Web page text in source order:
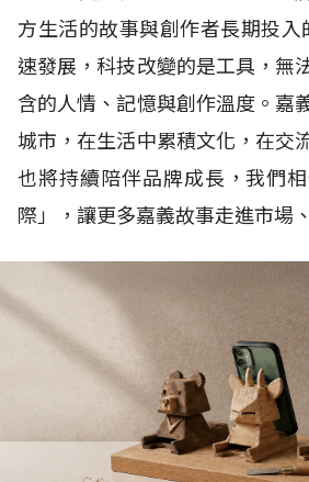
方生活的故事與創作者長期投入
速發展，科技改變的是工具，無
含的人情、記憶與創作溫度。嘉
城市，在生活中累積文化，在交
也將持續陪伴品牌成長，我們
際」，讓更多嘉義故事走進市場